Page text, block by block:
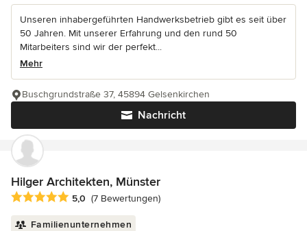
Unseren inhabergeführten Handwerksbetrieb gibt es seit über
50 Jahren. Mit unserer Erfahrung und den rund 50
Mitarbeiters sind wir der perfekt...
Mehr
Nachricht
Buschgrundstraße 37, 45894 Gelsenkirchen
Hilger Architekten, Münster
Durchschnittliche Bewertung: 5 von 5 Sternen
5,0 (7 Bewertungen)
Familienunternehmen